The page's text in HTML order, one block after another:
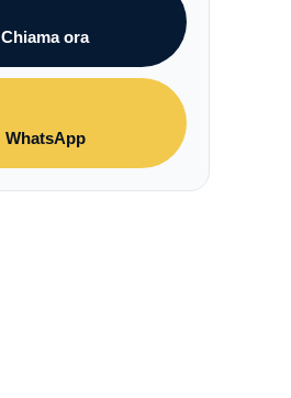
Chiama ora
WhatsApp